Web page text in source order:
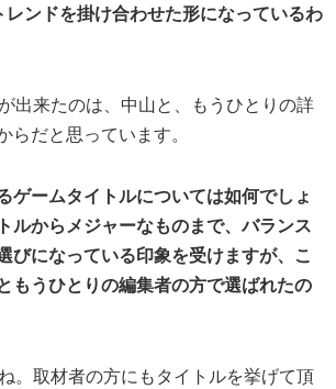
レンドを掛け合わせた形になっているわ
出来たのは、中山と、もうひとりの詳
らだと思っています。
ームタイトルについては如何でしょ
ルからメジャーなものまで、バランス
びになっている印象を受けますが、こ
もうひとりの編集者の方で選ばれたの
。取材者の方にもタイトルを挙げて頂